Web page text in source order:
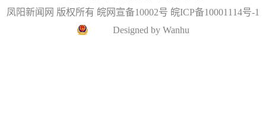
凤阳新闻网 版权所有 皖网宣备10002号 皖ICP备10001114号-1
Designed by Wanhu